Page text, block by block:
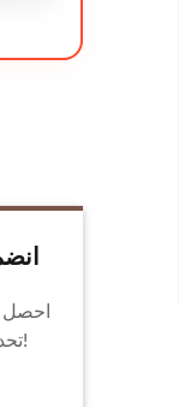
احصل
تحديثات اللياقة البدنية والتغذية لدينا!